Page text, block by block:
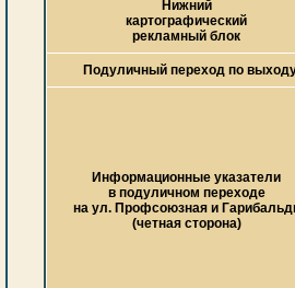
Нижний
картографический
рекламный блок
Подуличный переход по
Информационные указатели
в подуличном переходе
на ул. Профсоюзная и
(четная сторона)